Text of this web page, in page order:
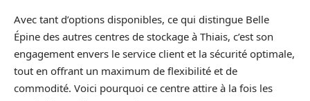
Avec tant d’options disponibles, ce qui distingue Belle
Épine des autres centres de stockage à Thiais, c’est son
engagement envers le service client et la sécurité optimale,
tout en offrant un maximum de flexibilité et de
commodité. Voici pourquoi ce centre attire à la fois les